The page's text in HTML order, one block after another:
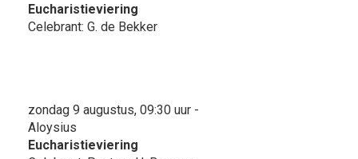
Eucharistieviering
Celebrant: G. de Bekker
zondag 9 augustus, 09:30 uur -
Aloysius
Eucharistieviering